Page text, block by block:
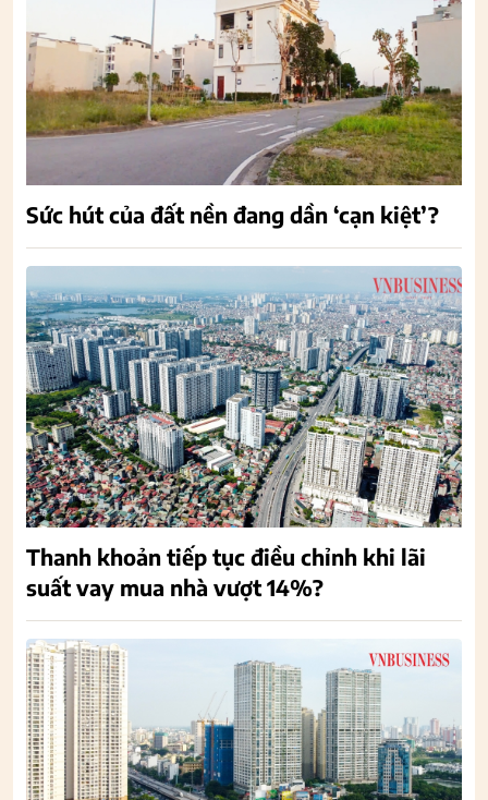
Sức hút của đất nền đang dần ‘cạn kiệt’?
Thanh khoản tiếp tục điều chỉnh khi lãi
suất vay mua nhà vượt 14%?